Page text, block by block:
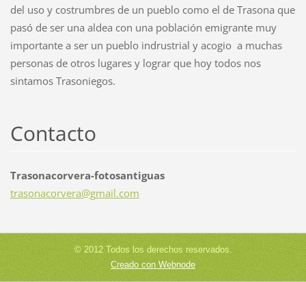
del uso y costrumbres de un pueblo como el de Trasona que
pasó de ser una aldea con una población emigrante muy
importante a ser un pueblo indrustrial y acogio a muchas
personas de otros lugares y lograr que hoy todos nos
sintamos Trasoniegos.
Contacto
Trasonacorvera-fotosantiguas
trasonacorvera@gmail.com
© 2012 Todos los derechos reservados.
Creado con Webnode